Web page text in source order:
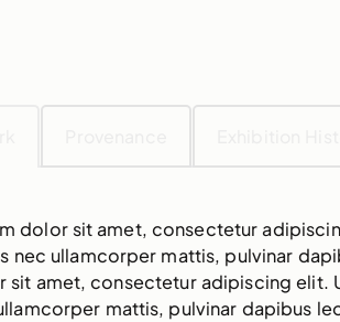
dolor sit amet, consectetur
nec ullamcorper mattis, pulvinar
sit amet, consectetur adipiscing elit.
mattis, pulvinar dapibus